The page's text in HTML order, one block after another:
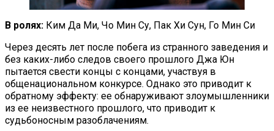
В ролях: Ким Да Ми, Чо Мин Су, Пак Хи Сун, Го Мин Си
Через десять лет после побега из странного заведения и
без каких-либо следов своего прошлого Джа Юн
пытается свести концы с концами, участвуя в
общенациональном конкурсе. Однако это приводит к
обратному эффекту: ее обнаруживают злоумышленники
из ее неизвестного прошлого, что приводит к
судьбоносным разоблачениям.